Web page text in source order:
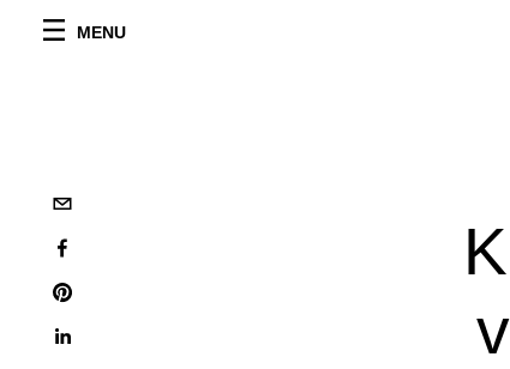
MENU